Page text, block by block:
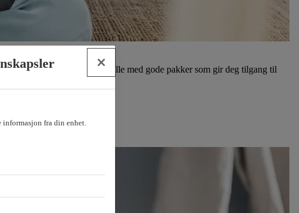
RiksTV eller Strim – alle med gode pakker som gir deg tilgang til
fra din enhet.